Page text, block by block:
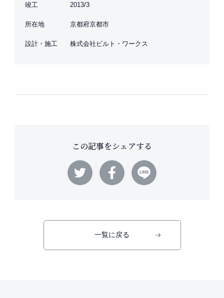
竣工 2013/3
所在地 京都府京都市
設計・施工 株式会社ビルト・ワークス
この記事をシェアする
一覧に戻る